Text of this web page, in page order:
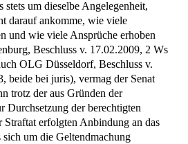
stets um dieselbe Angelegenheit,
darauf ankomme, wie viele
und wie viele Ansprüche erhoben
Beschluss v. 17.02.2009, 2 Ws
OLG Düsseldorf, Beschluss v.
beide bei juris), vermag der Senat
trotz der aus Gründen der
Durchsetzung der berechtigten
Straftat erfolgten Anbindung an das
sich um die Geltendmachung